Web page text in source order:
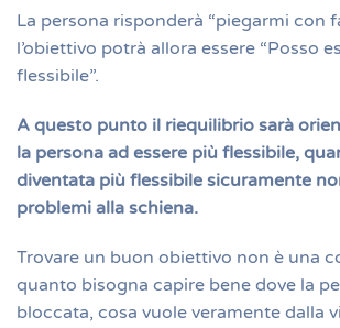
La persona risponderà “piegarmi con
l’obiettivo potrà allora essere “Posso
flessibile”.
A questo punto il riequilibrio sarà
la persona ad essere più flessibile,
diventata più flessibile sicuramente
problemi alla schiena.
Trovare un buon obiettivo non è una
quanto bisogna capire bene dove la
bloccata, cosa vuole veramente dalla